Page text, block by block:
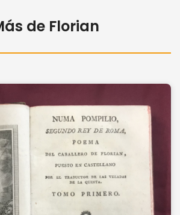
de Florian